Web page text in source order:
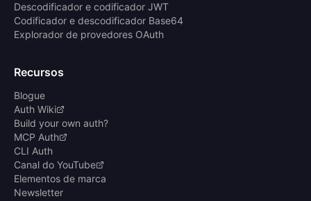
Descodificador e codificador JWT
Codificador e descodificador Base64
Explorador de provedores OAuth
Recursos
Blogue
Auth Wiki
Build your own auth?
MCP Auth
CLI Auth
Canal do YouTube
Elementos de marca
Newsletter